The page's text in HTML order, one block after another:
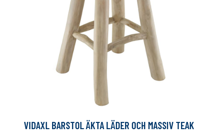
VIDAXL BARSTOL ÄKTA LÄDER OCH MASSIV TEAK